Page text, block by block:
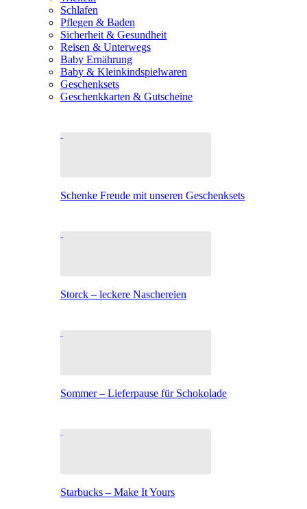
Schlafen
Pflegen & Baden
Sicherheit & Gesundheit
Reisen & Unterwegs
Baby Ernährung
Baby & Kleinkindspielwaren
Geschenksets
Geschenkkarten & Gutscheine
Schenke Freude mit unseren Geschenksets
Storck – leckere Naschereien
Sommer – Lieferpause für Schokolade
Starbucks – Make It Yours